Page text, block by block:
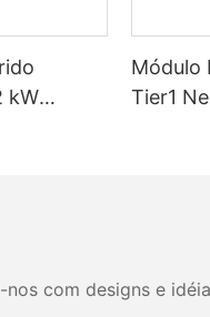
kW
Módulo
Tier1
nos com designs e